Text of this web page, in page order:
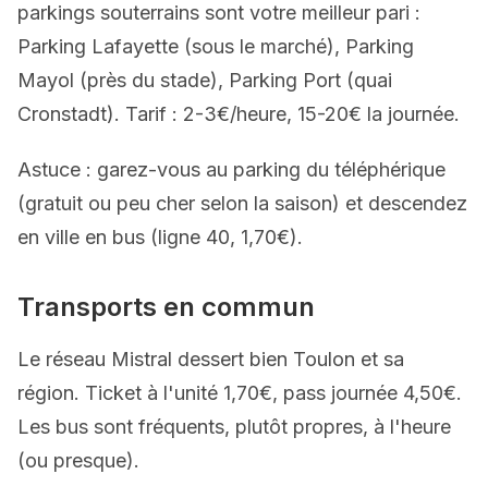
parkings souterrains sont votre meilleur pari :
Parking Lafayette (sous le marché), Parking
Mayol (près du stade), Parking Port (quai
Cronstadt). Tarif : 2-3€/heure, 15-20€ la journée.
Astuce : garez-vous au parking du téléphérique
(gratuit ou peu cher selon la saison) et descendez
en ville en bus (ligne 40, 1,70€).
Transports en commun
Le réseau Mistral dessert bien Toulon et sa
région. Ticket à l'unité 1,70€, pass journée 4,50€.
Les bus sont fréquents, plutôt propres, à l'heure
(ou presque).